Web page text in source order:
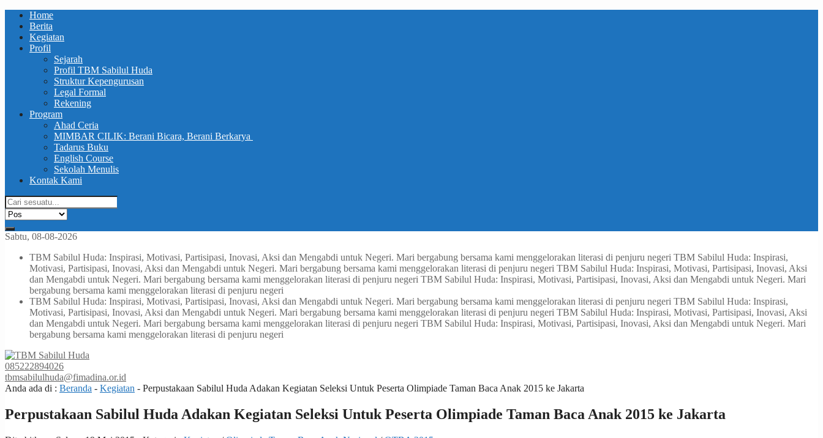
Home
Berita
Kegiatan
Profil
Sejarah
Profil TBM Sabilul Huda
Struktur Kepengurusan
Legal Formal
Rekening
Program
Ahad Ceria
MIMBAR CILIK: Berani Bicara, Berani Berkarya
Tadarus Buku
English Course
Sekolah Menulis
Kontak Kami
Sabtu, 08-08-2026
TBM Sabilul Huda: Inspirasi, Motivasi, Partisipasi, Inovasi, Aksi dan Mengabdi untuk Negeri. Mari bergabung bersama kami menggelorakan literasi di penjuru negeri TBM Sabilul Huda: Inspirasi,
Motivasi, Partisipasi, Inovasi, Aksi dan Mengabdi untuk Negeri. Mari bergabung bersama kami menggelorakan literasi di penjuru negeri TBM Sabilul Huda: Inspirasi, Motivasi, Partisipasi, Inovasi, Aksi
dan Mengabdi untuk Negeri. Mari bergabung bersama kami menggelorakan literasi di penjuru negeri TBM Sabilul Huda: Inspirasi, Motivasi, Partisipasi, Inovasi, Aksi dan Mengabdi untuk Negeri. Mari
bergabung bersama kami menggelorakan literasi di penjuru negeri
TBM Sabilul Huda: Inspirasi, Motivasi, Partisipasi, Inovasi, Aksi dan Mengabdi untuk Negeri. Mari bergabung bersama kami menggelorakan literasi di penjuru negeri TBM Sabilul Huda: Inspirasi,
Motivasi, Partisipasi, Inovasi, Aksi dan Mengabdi untuk Negeri. Mari bergabung bersama kami menggelorakan literasi di penjuru negeri TBM Sabilul Huda: Inspirasi, Motivasi, Partisipasi, Inovasi, Aksi
dan Mengabdi untuk Negeri. Mari bergabung bersama kami menggelorakan literasi di penjuru negeri TBM Sabilul Huda: Inspirasi, Motivasi, Partisipasi, Inovasi, Aksi dan Mengabdi untuk Negeri. Mari
bergabung bersama kami menggelorakan literasi di penjuru negeri
085222894026
tbmsabilulhuda@fimadina.or.id
Anda ada di : Beranda - Kegiatan - Perpustakaan Sabilul Huda Adakan Kegiatan Seleksi Untuk Peserta Olimpiade Taman Baca Anak 2015 ke Jakarta
Perpustakaan Sabilul Huda Adakan Kegiatan Seleksi Untuk Peserta Olimpiade Taman Baca Anak 2015 ke Jakarta